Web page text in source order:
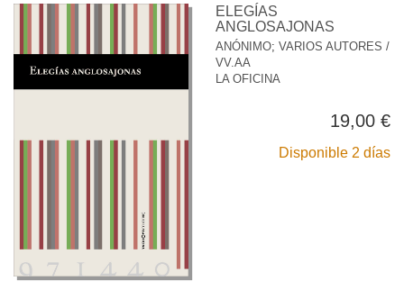
ELEGÍAS
ANGLOSAJONAS
ANÓNIMO; VARIOS AUTORES /
VV.AA
LA OFICINA
19,00 €
Disponible 2 días